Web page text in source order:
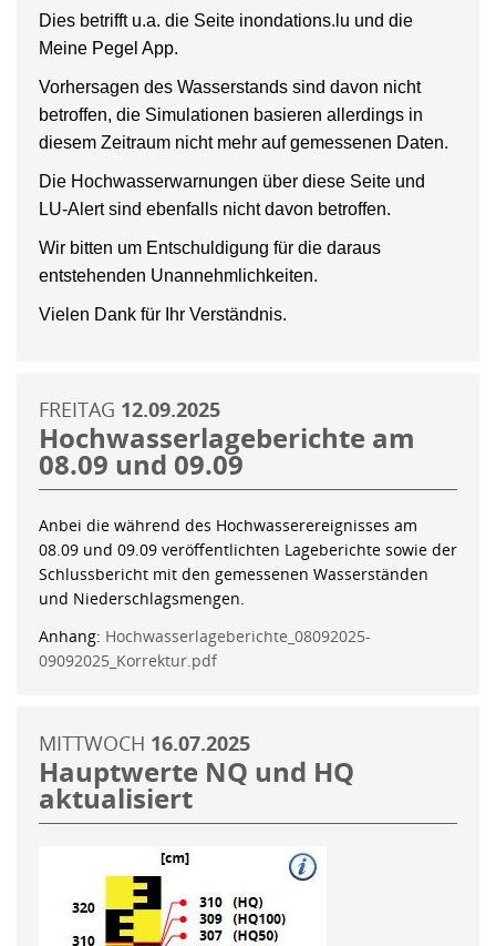
Dies betrifft u.a. die Seite inondations.lu und die
Meine Pegel App.
Vorhersagen des Wasserstands sind davon nicht
betroffen, die Simulationen basieren allerdings in
diesem Zeitraum nicht mehr auf gemessenen Daten.
Die Hochwasserwarnungen über diese Seite und
LU-Alert sind ebenfalls nicht davon betroffen.
Wir bitten um Entschuldigung für die daraus
entstehenden Unannehmlichkeiten.
Vielen Dank für Ihr Verständnis.
FREITAG 12.09.2025
Hochwasserlageberichte am
08.09 und 09.09
Anbei die während des Hochwasserereignisses am
08.09 und 09.09 veröffentlichten Lageberichte sowie der
Schlussbericht mit den gemessenen Wasserständen
und Niederschlagsmengen.
Anhang: Hochwasserlageberichte_08092025-
09092025_Korrektur.pdf
MITTWOCH 16.07.2025
Hauptwerte NQ und HQ
aktualisiert